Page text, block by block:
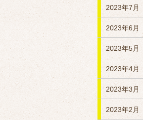
2023年7月
2023年6月
2023年5月
2023年4月
2023年3月
2023年2月